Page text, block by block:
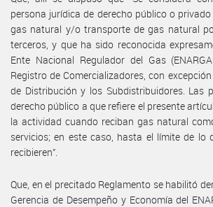
persona jurídica de derecho público o
gas natural y/o transporte de gas natural
terceros, y que ha sido reconocida
Ente Nacional Regulador del Gas
Registro de Comercializadores, con
de Distribución y los Subdistribuidores. Las
derecho público a que refiere el presente
la actividad cuando reciban gas natural
servicios; en este caso, hasta el límite de lo
recibieren”.
Que, en el precitado Reglamento se habilitó
Gerencia de Desempeño y Economía del